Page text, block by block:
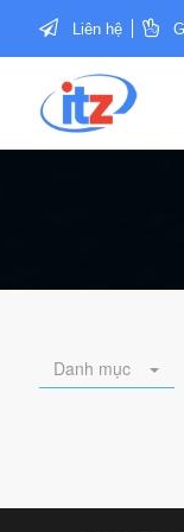
Liên hệ
Danh mục